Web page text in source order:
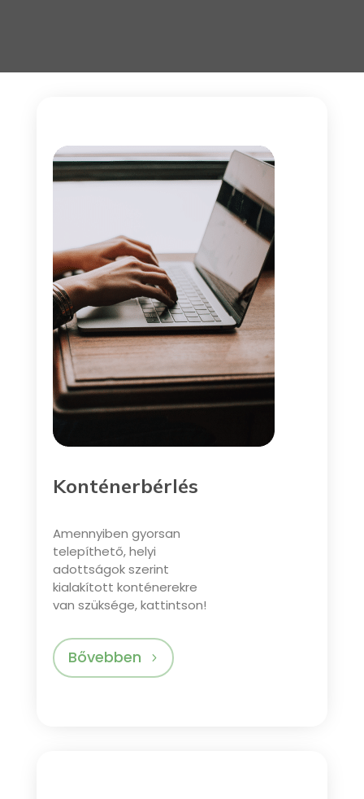
Konténerbérlés
Amennyiben gyorsan
telepíthető, helyi
adottságok szerint
kialakított konténerekre
van szüksége, kattintson!
Bővebben